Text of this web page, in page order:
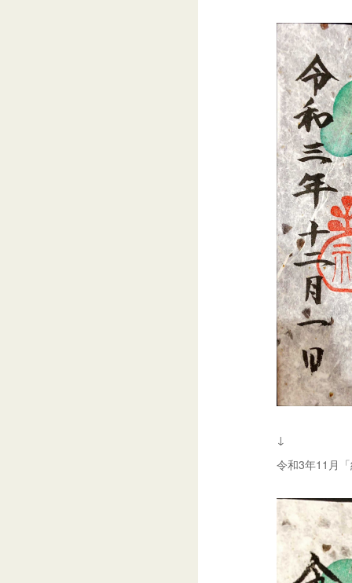
↓
令和3年11月